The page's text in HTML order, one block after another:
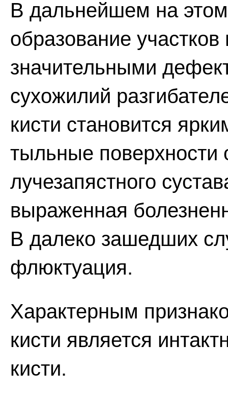
В дальнейшем на
образование
значительными
сухожилий
кисти становится
тыльные
лучезапястного
выраженная
В далеко зашедших
флюктуация.
Характерным
кисти является
кисти.